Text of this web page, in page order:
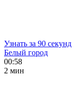
Узнать за 90 секунд
Белый город
00:58
2 мин